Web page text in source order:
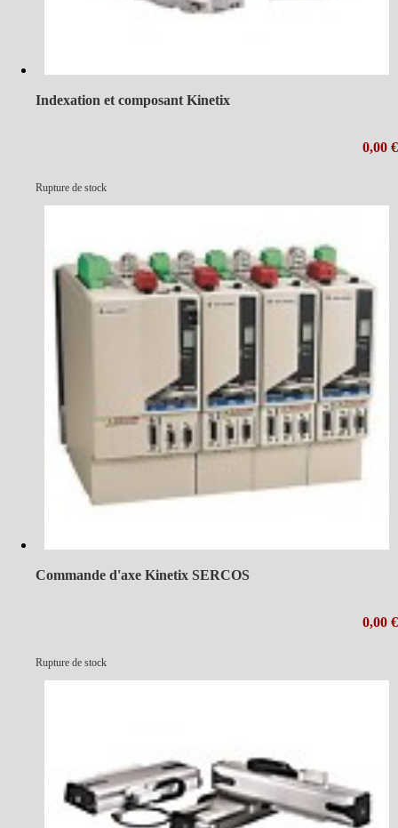
Indexation et composant Kinetix
0,00 €
Rupture de stock
Commande d'axe Kinetix SERCOS
0,00 €
Rupture de stock